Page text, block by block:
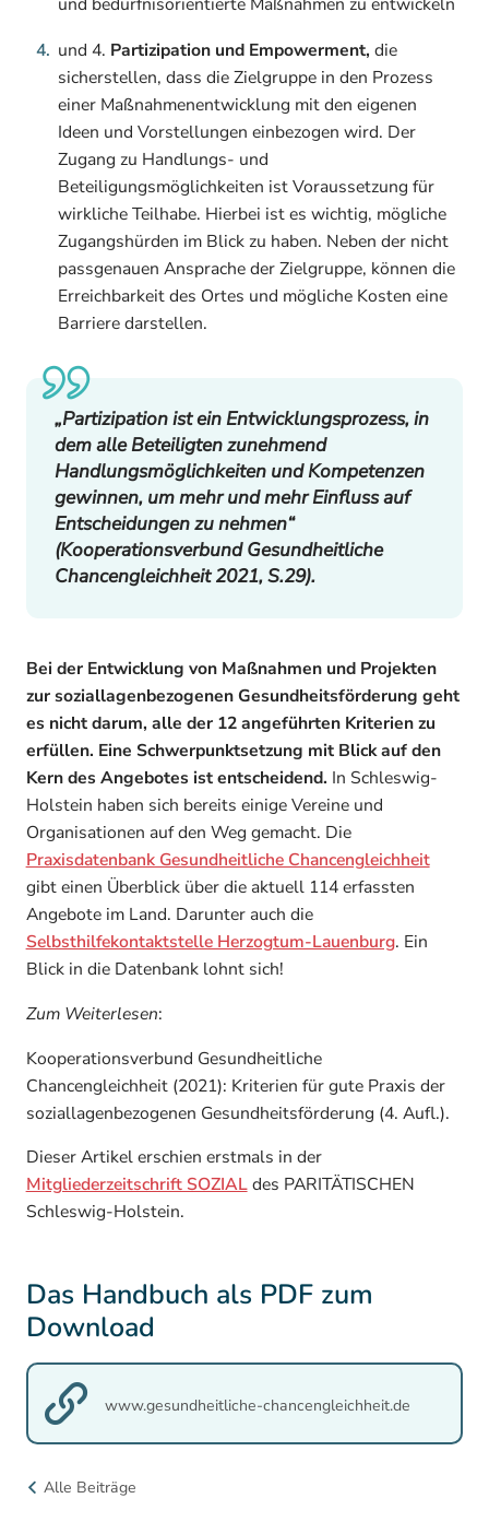
und 4. Partizipation und Empowerment, die
sicherstellen, dass die Zielgruppe in den Prozess
einer Maßnahmenentwicklung mit den eigenen
Ideen und Vorstellungen einbezogen wird. Der
Zugang zu Handlungs- und
Beteiligungsmöglichkeiten ist Voraussetzung für
wirkliche Teilhabe. Hierbei ist es wichtig, mögliche
Zugangshürden im Blick zu haben. Neben der nicht
passgenauen Ansprache der Zielgruppe, können die
Erreichbarkeit des Ortes und mögliche Kosten eine
Barriere darstellen.
„Partizipation ist ein Entwicklungsprozess, in
dem alle Beteiligten zunehmend
Handlungsmöglichkeiten und Kompetenzen
gewinnen, um mehr und mehr Einfluss auf
Entscheidungen zu nehmen“
(Kooperationsverbund Gesundheitliche
Chancengleichheit 2021, S.29).
Bei der Entwicklung von Maßnahmen und Projekten
zur soziallagenbezogenen Gesundheitsförderung geht
es nicht darum, alle der 12 angeführten Kriterien zu
erfüllen. Eine Schwerpunktsetzung mit Blick auf den
Kern des Angebotes ist entscheidend. In Schleswig-
Holstein haben sich bereits einige Vereine und
Organisationen auf den Weg gemacht. Die
Praxisdatenbank Gesundheitliche Chancengleichheit
gibt einen Überblick über die aktuell 114 erfassten
Angebote im Land. Darunter auch die
Selbsthilfekontaktstelle Herzogtum-Lauenburg. Ein
Blick in die Datenbank lohnt sich!
Zum Weiterlesen:
Kooperationsverbund Gesundheitliche
Chancengleichheit (2021): Kriterien für gute Praxis der
soziallagenbezogenen Gesundheitsförderung (4. Aufl.).
Dieser Artikel erschien erstmals in der
Mitgliederzeitschrift SOZIALdes PARITÄTISCHEN
Schleswig-Holstein.
Das Handbuch als PDF zum
Download
www.gesundheitliche-chancengleichheit.de
Alle Beiträge